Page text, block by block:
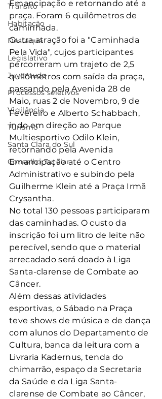
Trânsito
Habitação
Destaque
Legislativo
Juventude
Processos seletivos
Vigilância
Turismo
Santa Clara do Sul
Conselho Tutelar
Emancipação e retornando até a
praça. Foram 6 quilômetros de
caminhada.
Outra atração foi a "Caminhada
Pela Vida", cujos participantes
percorreram um trajeto de 2,5
quilômetros com saída da praça,
passando pela Avenida 28 de
Maio, ruas 2 de Novembro, 9 de
Fevereiro e Alberto Schabbach,
indo em direção ao Parque
Multiesportivo Odilo Klein,
retornando pela Avenida
Emancipação até o Centro
Administrativo e subindo pela
Guilherme Klein até a Praça Irmã
Crysantha.
No total 130 pessoas participaram
das caminhadas. O custo da
inscrição foi um litro de leite não
perecível, sendo que o material
arrecadado será doado à Liga
Santa-clarense de Combate ao
Câncer.
Além dessas atividades
esportivas, o Sábado na Praça
teve shows de música e de dança
com alunos do Departamento de
Cultura, banca da leitura com a
Livraria Kadernus, tenda do
chimarrão, espaço da Secretaria
da Saúde e da Liga Santa-
clarense de Combate ao Câncer,